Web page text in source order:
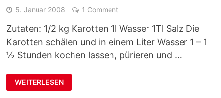
5. Januar 2008 1 Comment
Zutaten: 1/2 kg Karotten 1l Wasser 1Tl Salz Die
Karotten schälen und in einem Liter Wasser 1 – 1
½ Stunden kochen lassen, pürieren und …
WEITERLESEN